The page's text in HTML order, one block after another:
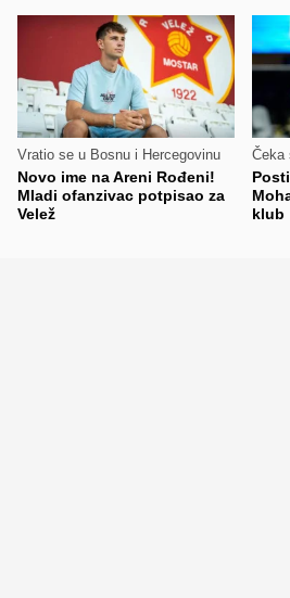
Vratio se u Bosnu i Hercegovinu
Novo ime na Areni Rođeni!
Mladi ofanzivac potpisao za
Velež
Čeka
klub